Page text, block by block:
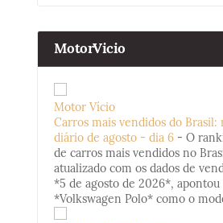
MotorVicio
Motor Vício
Carros mais vendidos do Brasil:
diário de agosto - dia 6 - O
de carros mais vendidos no
atualizado com os dados de
*5 de agosto de 2026*, apontou
*Volkswagen Polo* como o